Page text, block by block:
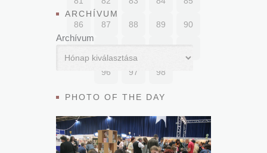
86 87 88 89 90
96 97 98
ARCHÍVUM
Archívum
PHOTO OF THE DAY